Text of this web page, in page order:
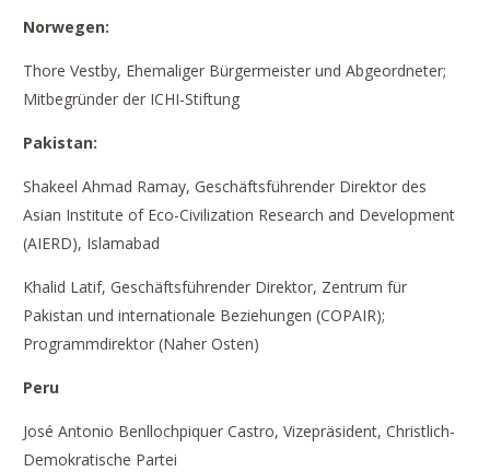
Norwegen:
Thore Vestby, Ehemaliger Bürgermeister und Abgeordneter;
Mitbegründer der ICHI-Stiftung
Pakistan:
Shakeel Ahmad Ramay, Geschäftsführender Direktor des
Asian Institute of Eco-Civilization Research and Development
(AIERD), Islamabad
Khalid Latif, Geschäftsführender Direktor, Zentrum für
Pakistan und internationale Beziehungen (COPAIR);
Programmdirektor (Naher Osten)
Peru
José Antonio Benllochpiquer Castro, Vizepräsident, Christlich-
Demokratische Partei